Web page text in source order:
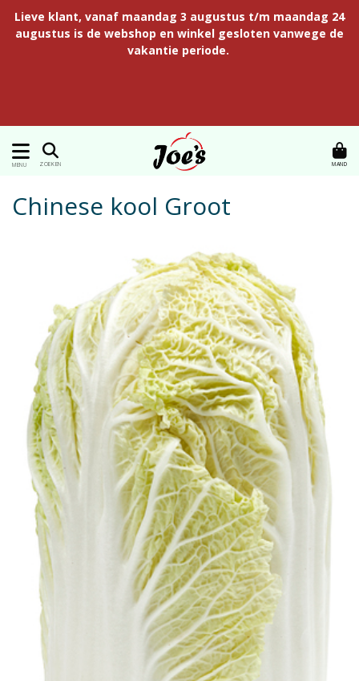
Lieve klant, vanaf maandag 3 augustus t/m maandag 24
augustus is de webshop en winkel gesloten vanwege de
vakantie periode.
MENU ZOEKEN MAND
Chinese kool Groot